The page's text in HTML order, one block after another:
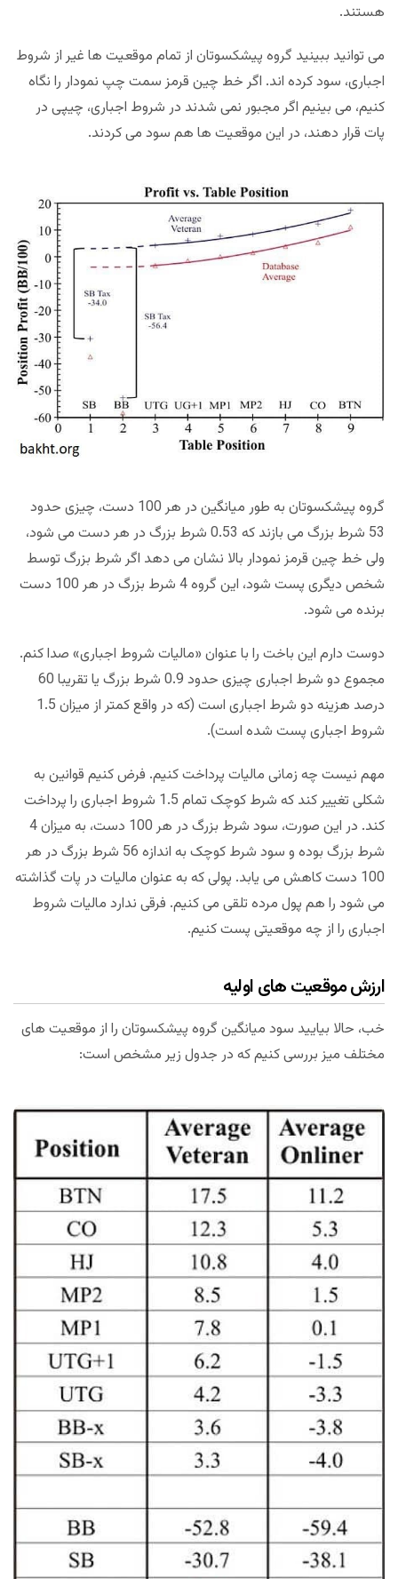
هستند.
می توانید ببینید گروه پیشکسوتان از تمام موقعیت ها غیر از شروط
اجباری، سود کرده اند. اگر خط چین قرمز سمت چپ نمودار را نگاه
کنیم، می بینیم اگر مجبور نمی شدند در شروط اجباری، چیپی در
پات قرار دهند، در این موقعیت ها هم سود می کردند.
گروه پیشکسوتان به طور میانگین در هر 100 دست، چیزی حدود
53 شرط بزرگ می بازند که 0.53 شرط بزرگ در هر دست می شود،
ولی خط چین قرمز نمودار بالا نشان می دهد اگر شرط بزرگ توسط
شخص دیگری پست شود، این گروه 4 شرط بزرگ در هر 100 دست
برنده می شود.
دوست دارم این باخت را با عنوان «مالیات شروط اجباری» صدا کنم.
مجموع دو شرط اجباری چیزی حدود 0.9 شرط بزرگ یا تقریبا 60
درصد هزینه دو شرط اجباری است (که در واقع کمتر از میزان 1.5
شروط اجباری پست شده است).
مهم نیست چه زمانی مالیات پرداخت کنیم. فرض کنیم قوانین به
شکلی تغییر کند که شرط کوچک تمام 1.5 شروط اجباری را پرداخت
کند. در این صورت، سود شرط بزرگ در هر 100 دست، به میزان 4
شرط بزرگ بوده و سود شرط کوچک به اندازه 56 شرط بزرگ در هر
100 دست کاهش می یابد. پولی که به عنوان مالیات در پات گذاشته
می شود را هم پول مرده تلقی می کنیم. فرقی ندارد مالیات شروط
اجباری را از چه موقعیتی پست کنیم.
ارزش موقعیت های اولیه
خب، حالا بیایید سود میانگین گروه پیشکسوتان را از موقعیت های
مختلف میز بررسی کنیم که در جدول زیر مشخص است: